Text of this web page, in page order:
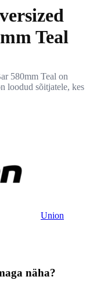
Teal
580mm Teal on
loodud sõitjatele, kes
Union
näha?